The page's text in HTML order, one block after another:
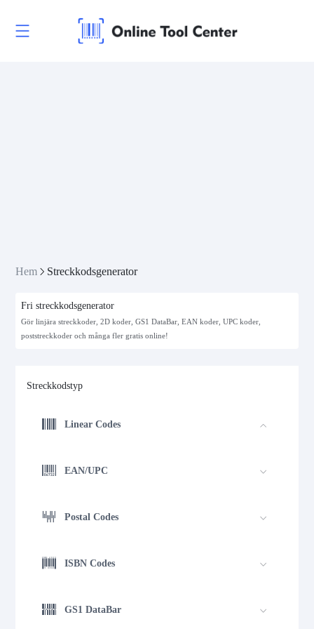
Hem Streckkodsgenerator
Fri streckkodsgenerator
Gör linjära streckkoder, 2D koder, GS1 DataBar, EAN koder, UPC koder,
poststreckkoder och många fler gratis online!
Streckkodstyp
Linear Codes
EAN/UPC
Postal Codes
ISBN Codes
GS1 DataBar